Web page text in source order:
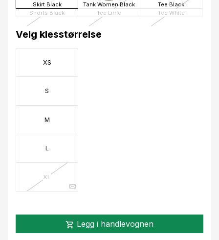
Skirt Black Tank Women Black
Tee Black
Shorts Black
Tee Lime Tee White
Velg klesstørrelse
XS
S
M
L
XL
shopping_cart Legg i handlevognen